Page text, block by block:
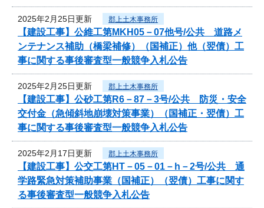
2025年2月25日更新 郡上土木事務所
【建設工事】公維工第MKH05－07他号/公共 道路メ
ンテナンス補助（橋梁補修）（国補正）他（翌債）工
事に関する事後審査型一般競争入札公告
2025年2月25日更新 郡上土木事務所
【建設工事】公砂工第R6－87－3号/公共 防災・安全
交付金（急傾斜地崩壊対策事業）（国補正・翌債）工
事に関する事後審査型一般競争入札公告
2025年2月17日更新 郡上土木事務所
【建設工事】公交工第HT－05－01－h－2号/公共 通
学路緊急対策補助事業（国補正）（翌債）工事に関す
る事後審査型一般競争入札公告